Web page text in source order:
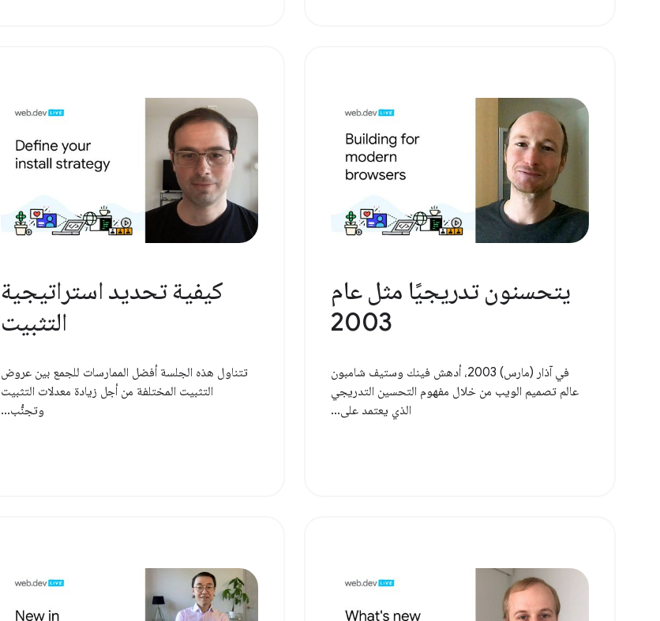
يتحسنون تدريجيًا مثل عام
2003
في آذار (مارس) 2003، أدهش فينك وستيف شامبون
عالم تصميم الويب من خلال مفهوم التحسين التدريجي
الذي يعتمد على...
كيفية تحديد استراتيجية
التثبيت
تتناول هذه الجلسة أفضل الممارسات للجمع بين عروض
التثبيت المختلفة من أجل زيادة معدلات التثبيت
وتجنُّب...